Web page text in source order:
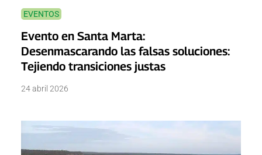
EVENTOS
Evento en Santa Marta:
Desenmascarando las falsas soluciones:
Tejiendo transiciones justas
24 abril 2026